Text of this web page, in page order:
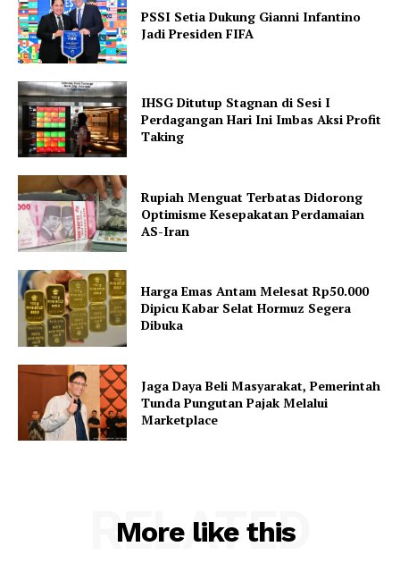
PSSI Setia Dukung Gianni Infantino
Jadi Presiden FIFA
IHSG Ditutup Stagnan di Sesi I
Perdagangan Hari Ini Imbas Aksi Profit
Taking
Rupiah Menguat Terbatas Didorong
Optimisme Kesepakatan Perdamaian
AS-Iran
Harga Emas Antam Melesat Rp50.000
Dipicu Kabar Selat Hormuz Segera
Dibuka
Jaga Daya Beli Masyarakat, Pemerintah
Tunda Pungutan Pajak Melalui
Marketplace
More like this
RELATED